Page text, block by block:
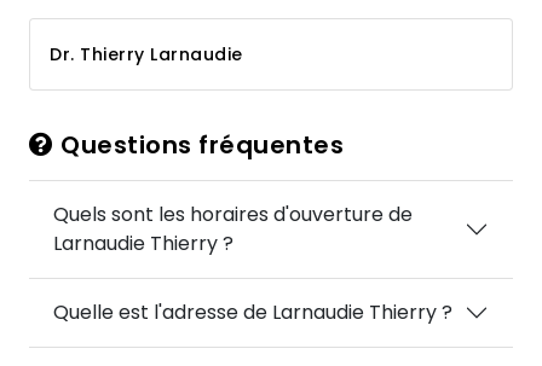
Dr. Thierry Larnaudie
Questions fréquentes
Quels sont les horaires d'ouverture de
Larnaudie Thierry ?
Quelle est l'adresse de Larnaudie Thierry ?